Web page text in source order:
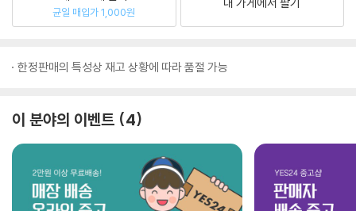
균일 매입가 1,000원
한정판매의 특성상 재고 상황에 따라 품절 가능
이 분야의 이벤트 4